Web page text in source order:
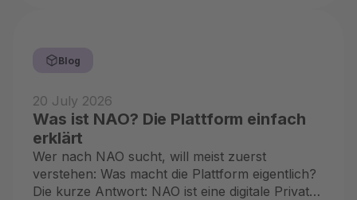
Blog
20 July 2026
Was ist NAO? Die Plattform einfach
erklärt
Wer nach NAO sucht, will meist zuerst
verstehen: Was macht die Plattform eigentlich?
Die kurze Antwort: NAO ist eine digitale Private-